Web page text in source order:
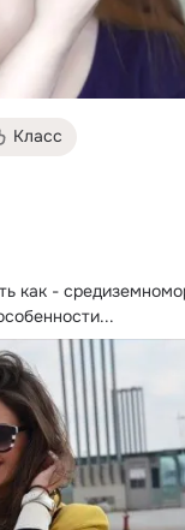
Класс
как -